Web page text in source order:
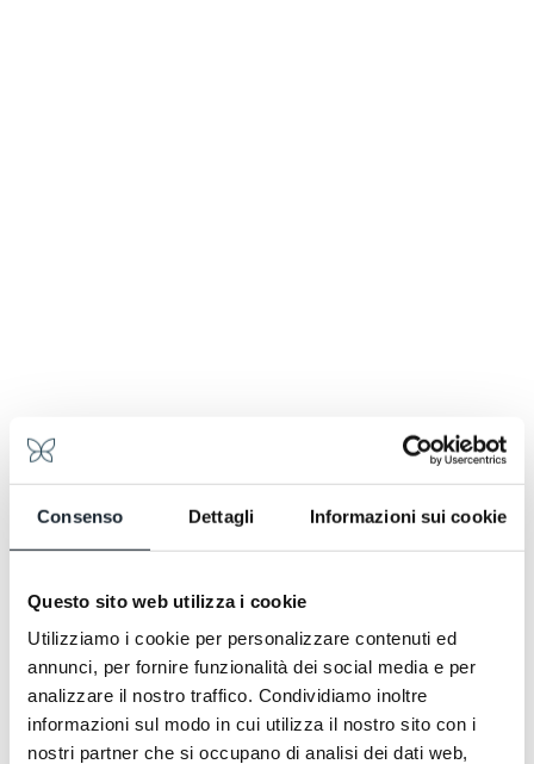
Consenso Dettagli Informazioni sui cookie
Questo sito web utilizza i cookie
Utilizziamo i cookie per personalizzare contenuti ed
annunci, per fornire funzionalità dei social media e per
analizzare il nostro traffico. Condividiamo inoltre
informazioni sul modo in cui utilizza il nostro sito con i
nostri partner che si occupano di analisi dei dati web,
Une nuit en plus
Une nuit en plus
Réservez un séjour de 6 nuits au moins 30 jours à l’avance et la